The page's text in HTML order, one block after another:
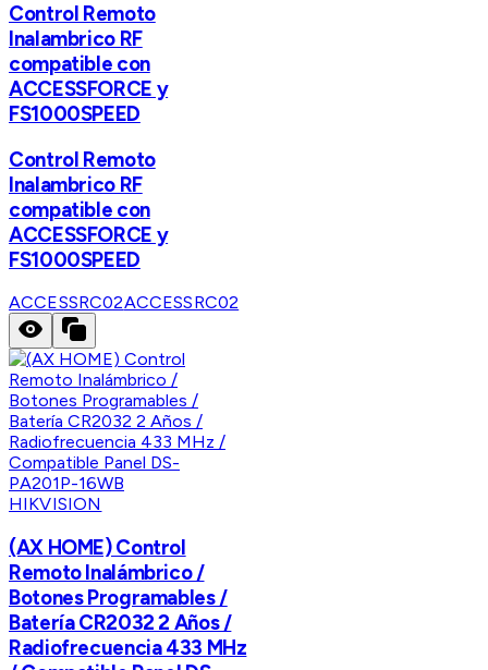
Control Remoto
Inalambrico RF
compatible con
ACCESSFORCE y
FS1000SPEED
Control Remoto
Inalambrico RF
compatible con
ACCESSFORCE y
FS1000SPEED
ACCESSRC02ACCESSRC02
HIKVISION
(AX HOME) Control
Remoto Inalámbrico /
Botones Programables /
Batería CR2032 2 Años /
Radiofrecuencia 433 MHz